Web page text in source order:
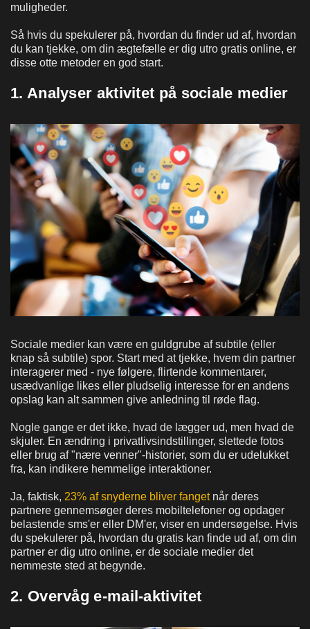
muligheder.
Så hvis du spekulerer på, hvordan du finder ud af, hvordan
du kan tjekke, om din ægtefælle er dig utro gratis online, er
disse otte metoder en god start.
1. Analyser aktivitet på sociale medier
Sociale medier kan være en guldgrube af subtile (eller
knap så subtile) spor. Start med at tjekke, hvem din partner
interagerer med - nye følgere, flirtende kommentarer,
usædvanlige likes eller pludselig interesse for en andens
opslag kan alt sammen give anledning til røde flag.
Nogle gange er det ikke, hvad de lægger ud, men hvad de
skjuler. En ændring i privatlivsindstillinger, slettede fotos
eller brug af "nære venner"-historier, som du er udelukket
fra, kan indikere hemmelige interaktioner.
Ja, faktisk, 23% af snyderne bliver fangetnår deres
partnere gennemsøger deres mobiltelefoner og opdager
belastende sms'er eller DM'er, viser en undersøgelse. Hvis
du spekulerer på, hvordan du gratis kan finde ud af, om din
partner er dig utro online, er de sociale medier det
nemmeste sted at begynde.
2. Overvåg e-mail-aktivitet